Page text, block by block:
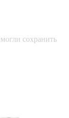
сохранить